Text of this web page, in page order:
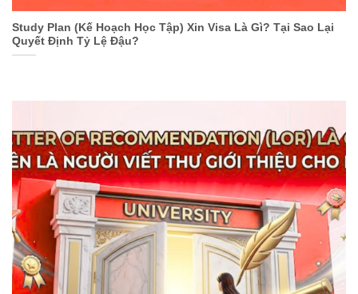
Study Plan (Kế Hoạch Học Tập) Xin Visa Là Gì? Tại Sao Lại
Quyết Định Tỷ Lệ Đậu?